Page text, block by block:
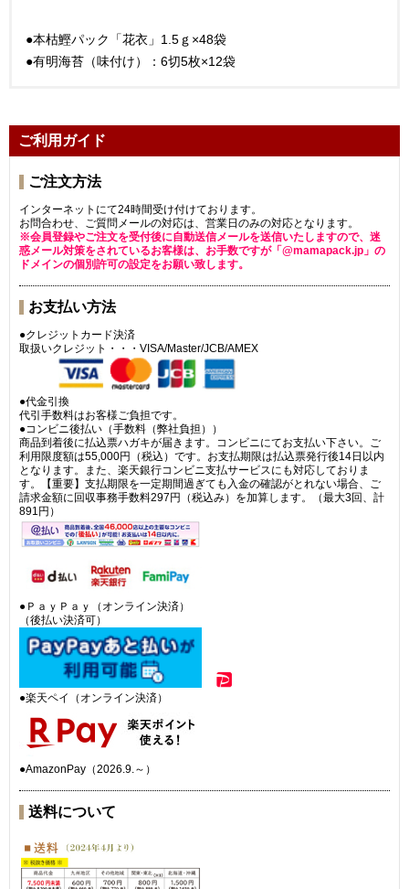
●本枯鰹パック「花衣」1.5ｇ×48袋
●有明海苔（味付け）：6切5枚×12袋
ご利用ガイド
ご注文方法
インターネットにて24時間受け付けております。
お問合わせ、ご質問メールの対応は、営業日のみの対応となります。
※会員登録やご注文を受付後に自動送信メールを送信いたしますので、迷
惑メール対策をされているお客様は、お手数ですが「@mamapack.jp」の
ドメインの個別許可の設定をお願い致します。
お支払い方法
●クレジットカード決済
取扱いクレジット・・・VISA/Master/JCB/AMEX
●代金引換
代引手数料はお客様ご負担です。
●コンビニ後払い（手数料（弊社負担））
商品到着後に払込票ハガキが届きます。コンビニにてお支払い下さい。ご
利用限度額は55,000円（税込）です。お支払期限は払込票発行後14日以内
となります。また、楽天銀行コンビニ支払サービスにも対応しておりま
す。【重要】支払期限を一定期間過ぎても入金の確認がとれない場合、ご
請求金額に回収事務手数料297円（税込み）を加算します。（最大3回、計
891円）
●ＰａｙＰａｙ（オンライン決済）
（後払い決済可）
●楽天ペイ（オンライン決済）
●AmazonPay（2026.9.～）
送料について